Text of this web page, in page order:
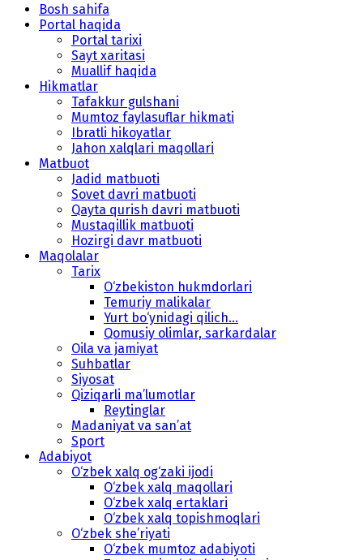
Bosh sahifa
Portal haqida
Portal tarixi
Sayt xaritasi
Muallif haqida
Hikmatlar
Tafakkur gulshani
Mumtoz faylasuflar hikmati
Ibratli hikoyatlar
Jahon xalqlari maqollari
Matbuot
Jadid matbuoti
Sovet davri matbuoti
Qayta qurish davri matbuoti
Mustaqillik matbuoti
Hozirgi davr matbuoti
Maqolalar
Tarix
O‘zbekiston hukmdorlari
Temuriy malikalar
Yurt bo‘ynidagi qilich...
Qomusiy olimlar, sarkardalar
Oila va jamiyat
Suhbatlar
Siyosat
Qiziqarli ma’lumotlar
Reytinglar
Madaniyat va san’at
Sport
Adabiyot
O‘zbek xalq og‘zaki ijodi
O‘zbek xalq maqollari
O‘zbek xalq ertaklari
O‘zbek xalq topishmoqlari
O‘zbek she’riyati
O‘zbek mumtoz adabiyoti